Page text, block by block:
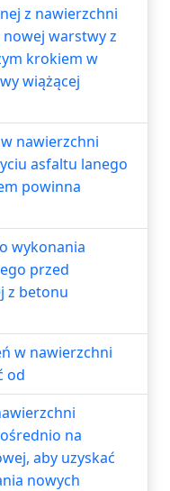
z nawierzchni
warstwy z
krokiem w
wiążącej
nawierzchni
asfaltu lanego
powinna
wykonania
przed
z betonu
w nawierzchni
od
na
aby uzyskać
nowych